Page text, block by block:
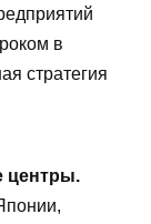
в
стратегия
центры.